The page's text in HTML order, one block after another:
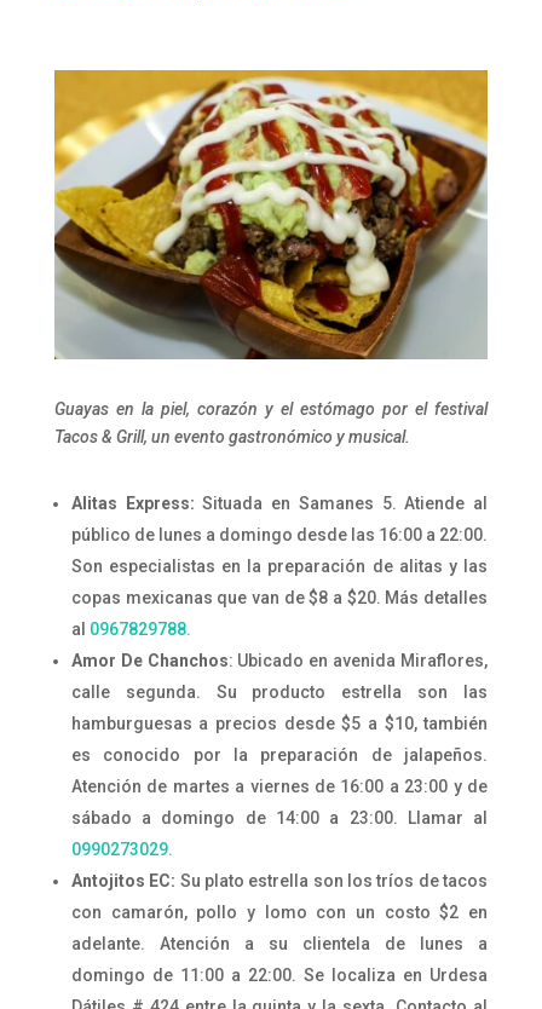
Guayas en la piel, corazón y el estómago por el festival
Tacos & Grill, un evento gastronómico y musical.
Alitas Express:Situada en Samanes 5. Atiende al
público de lunes a domingo desde las 16:00 a 22:00.
Son especialistas en la preparación de alitas y las
copas mexicanas que van de $8 a $20. Más detalles
al 0967829788.
Amor De Chanchos: Ubicado en avenida Miraflores,
calle segunda. Su producto estrella son las
hamburguesas a precios desde $5 a $10, también
es conocido por la preparación de jalapeños.
Atención de martes a viernes de 16:00 a 23:00 y de
sábado a domingo de 14:00 a 23:00. Llamar al
0990273029.
Antojitos EC: Su plato estrella son los tríos de tacos
con camarón, pollo y lomo con un costo $2 en
adelante. Atención a su clientela de lunes a
domingo de 11:00 a 22:00. Se localiza en Urdesa